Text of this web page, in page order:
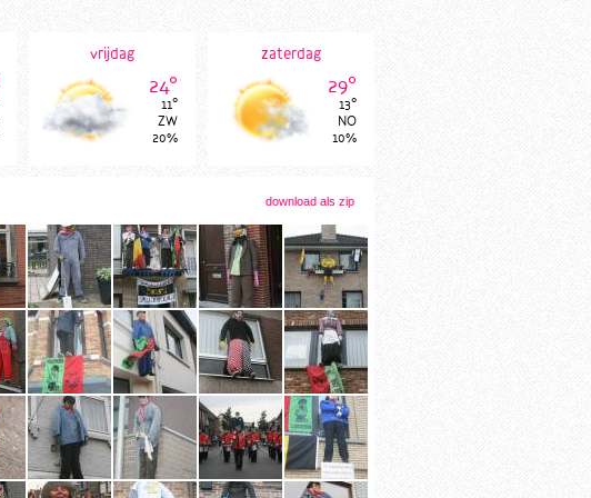
vrijdag
24°
11°
ZW
20%
zaterdag
29°
13°
NO
10%
download als zip